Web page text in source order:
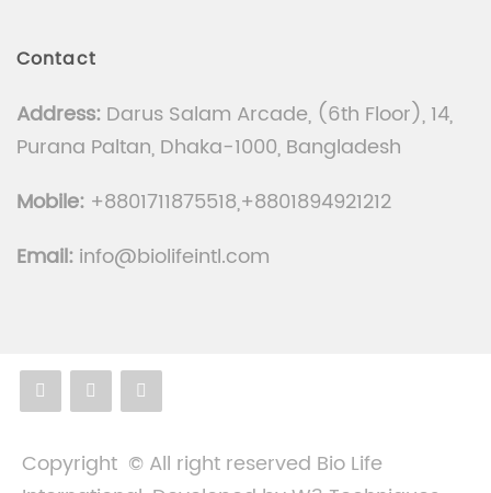
Contact
Address: Darus Salam Arcade, (6th Floor), 14,
Purana Paltan, Dhaka-1000, Bangladesh
Mobile: +8801711875518,+8801894921212
Email: info@biolifeintl.com
Copyright © All right reserved Bio Life